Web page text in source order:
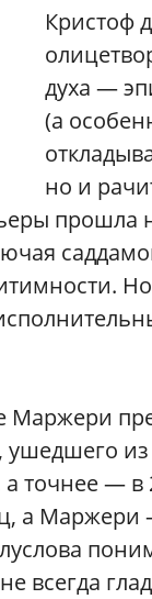
Кристоф
духа —
(а
но и
прошла
Маржери
точнее — в
а Маржери
всегда